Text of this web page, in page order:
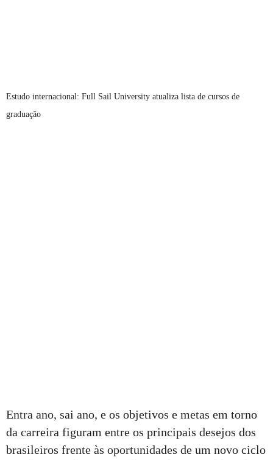
Estudo internacional: Full Sail University atualiza lista de cursos de
graduação
Entra ano, sai ano, e os objetivos e metas em torno
da carreira figuram entre os principais desejos dos
brasileiros frente às oportunidades de um novo ciclo